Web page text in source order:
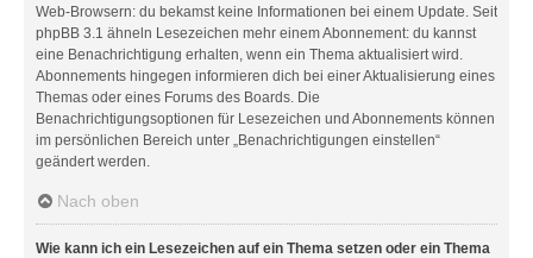
Web-Browsern: du bekamst keine Informationen bei einem Update. Seit
phpBB 3.1 ähneln Lesezeichen mehr einem Abonnement: du kannst
eine Benachrichtigung erhalten, wenn ein Thema aktualisiert wird.
Abonnements hingegen informieren dich bei einer Aktualisierung eines
Themas oder eines Forums des Boards. Die
Benachrichtigungsoptionen für Lesezeichen und Abonnements können
im persönlichen Bereich unter „Benachrichtigungen einstellen“
geändert werden.
Nach oben
Wie kann ich ein Lesezeichen auf ein Thema setzen oder ein Thema